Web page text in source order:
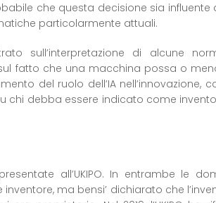
che questa decisione sia influente
particolarmente attuali.
sull’interpretazione di alcune
fatto che una macchina possa o
del ruolo dell’IA nell’innovazione,
chi debba essere indicato come
all’UKIPO. In entrambe le
ma bensi’ dichiarato che